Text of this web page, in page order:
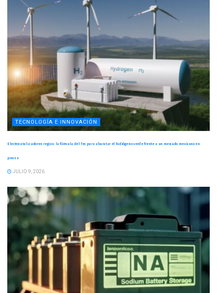
TECNOLOGÍA E INNOVACIÓN
Electrocatalizadores regios: la fórmula del Tec para abaratar el hidrógeno verde frente a un mercado mexicano en
pausa
JULIO 9, 2026